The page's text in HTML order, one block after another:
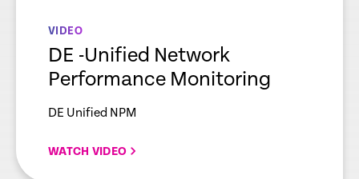
VIDEO
DE -Unified Network
Performance Monitoring
DE Unified NPM
WATCH VIDEO